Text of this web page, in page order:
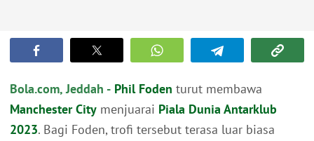
Bola.com, Jeddah - Phil Foden turut membawa
Manchester City menjuarai Piala Dunia Antarklub
2023. Bagi Foden, trofi tersebut terasa luar biasa